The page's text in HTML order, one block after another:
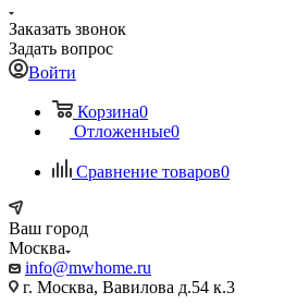
Заказать звонок
Задать вопрос
Войти
Корзина0
Отложенные0
Сравнение товаров0
Ваш город
Москва
info@mwhome.ru
г. Москва, Вавилова д.54 к.3